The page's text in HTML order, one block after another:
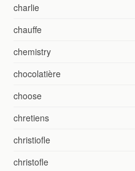
charlie
chauffe
chemistry
chocolatière
choose
chretiens
christiofle
christofle